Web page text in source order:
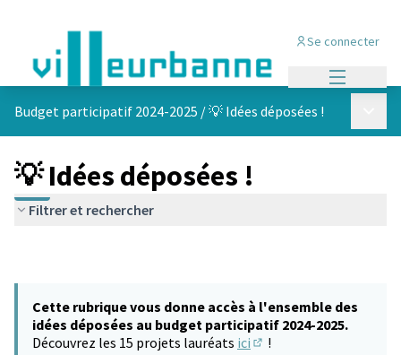
Se connecter
Budget participatif 2024-2025 /💡 Idées déposées !
💡 Idées déposées !
Filtrer et rechercher
Cette rubrique vous donne accès à l'ensemble des
idées déposées au budget participatif 2024-2025.
Découvrez les 15 projets lauréats ici !